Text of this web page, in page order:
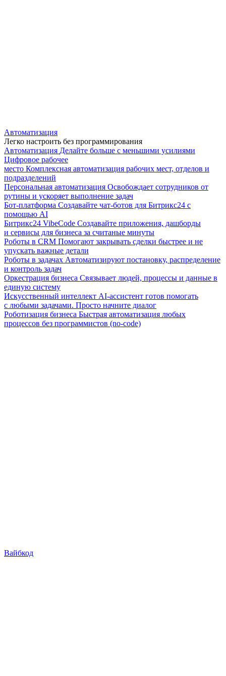
Автоматизация
Легко настроить без программирования
Автоматизация Делайте больше с меньшими усилиями
Цифровое рабочее
место Комплексная автоматизация рабочих мест, отделов и
подразделений
Персональная автоматизация Освобождает сотрудников от
рутины и ускоряет выполнение задач
Бот-платформа Создавайте чат-ботов для Битрикс24 с
помощью AI
Битрикс24 VibeCode Создавайте приложения, дашборды
и сервисы для бизнеса за считаные минуты
Роботы в CRM Помогают закрывать сделки быстрее и не
упускать важные детали
Роботы в задачах Автоматизируют постановку, распределение
и контроль задач
Оркестрация бизнеса Связывает людей, процессы и данные в
единую систему
Искусственный интеллект AI-ассистент готов помогать
с любыми задачами. Просто начните диалог
Роботизация бизнеса Быстрая автоматизация любых
процессов без программистов (no-code)
Вайбкод